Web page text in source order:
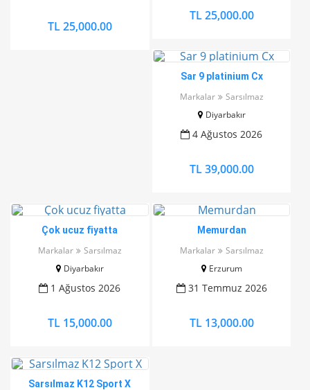
TL 25,000.00
TL 25,000.00
Sar 9 platinium Cx
Markalar
Sarsılmaz
Diyarbakır
4 Ağustos 2026
TL 39,000.00
Çok ucuz fiyatta
Markalar
Sarsılmaz
Diyarbakır
1 Ağustos 2026
TL 15,000.00
Memurdan
Markalar
Sarsılmaz
Erzurum
31 Temmuz 2026
TL 13,000.00
Sarsılmaz K12 Sport X